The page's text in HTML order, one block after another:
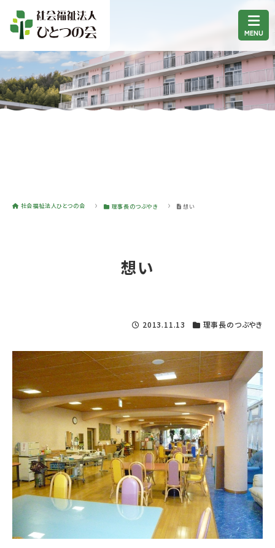
社会福祉法人ひとつの会 理事長のつぶやき 想い
想い
2013.11.13 理事長のつぶやき